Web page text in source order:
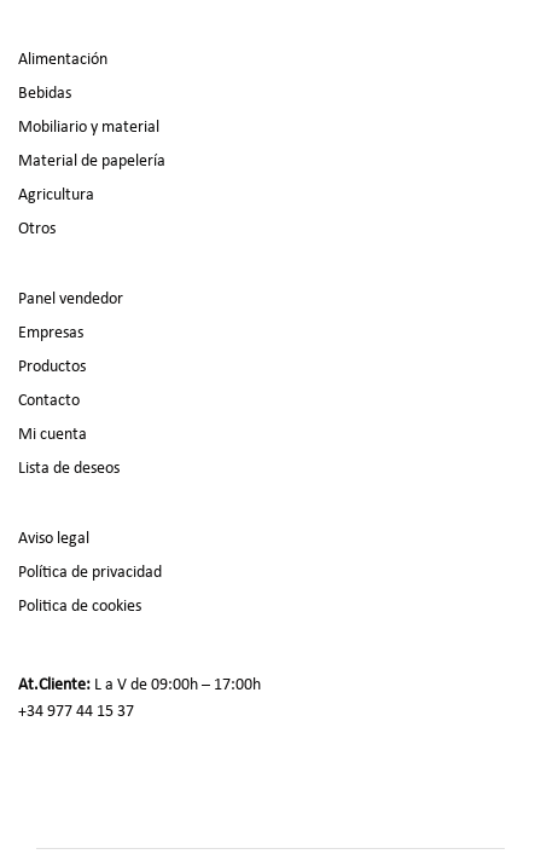
Alimentación
Bebidas
Mobiliario y material
Material de papelería
Agricultura
Otros
Panel vendedor
Empresas
Productos
Contacto
Mi cuenta
Lista de deseos
Aviso legal
Política de privacidad
Politica de cookies
At.Cliente: L a V de 09:00h – 17:00h
+34 977 44 15 37